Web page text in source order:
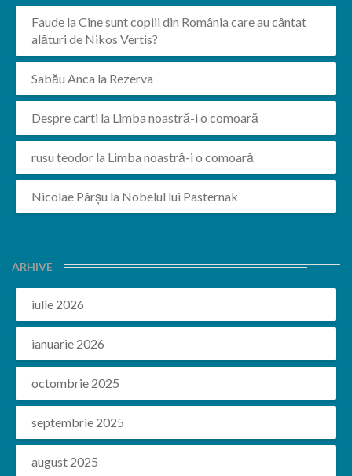
Faude la Cine sunt copiii din România care au cântat
alături de Nikos Vertis?
Sabău Anca la Rezerva
Despre carti la Limba noastră-i o comoară
rusu teodor la Limba noastră-i o comoară
Nicolae Pârșu la Nobelul lui Pasternak
ARHIVE
iulie 2026
ianuarie 2026
octombrie 2025
septembrie 2025
august 2025